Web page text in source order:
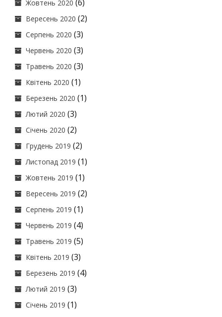
Жовтень 2020 (6)
Вересень 2020 (2)
Серпень 2020 (3)
Червень 2020 (3)
Травень 2020 (3)
Квітень 2020 (1)
Березень 2020 (1)
Лютий 2020 (3)
Січень 2020 (2)
Грудень 2019 (2)
Листопад 2019 (1)
Жовтень 2019 (1)
Вересень 2019 (2)
Серпень 2019 (1)
Червень 2019 (4)
Травень 2019 (5)
Квітень 2019 (3)
Березень 2019 (4)
Лютий 2019 (3)
Січень 2019 (1)